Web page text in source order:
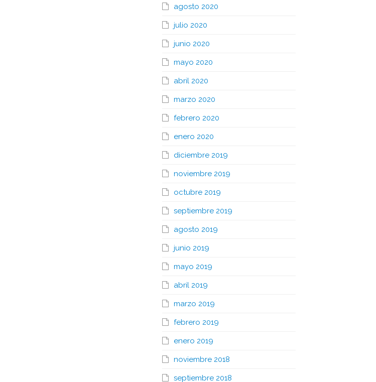
agosto 2020
julio 2020
junio 2020
mayo 2020
abril 2020
marzo 2020
febrero 2020
enero 2020
diciembre 2019
noviembre 2019
octubre 2019
septiembre 2019
agosto 2019
junio 2019
mayo 2019
abril 2019
marzo 2019
febrero 2019
enero 2019
noviembre 2018
septiembre 2018